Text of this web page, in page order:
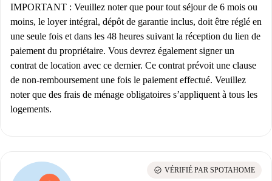
IMPORTANT : Veuillez noter que pour tout séjour de 6 mois ou
moins, le loyer intégral, dépôt de garantie inclus, doit être réglé en
une seule fois et dans les 48 heures suivant la réception du lien de
paiement du propriétaire. Vous devrez également signer un
contrat de location avec ce dernier. Ce contrat prévoit une clause
de non-remboursement une fois le paiement effectué. Veuillez
noter que des frais de ménage obligatoires s’appliquent à tous les
logements.
check_circle VÉRIFIÉ PAR SPOTAHOME